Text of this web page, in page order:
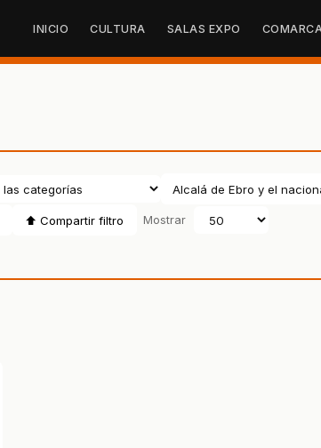
INICIO CULTURA SALAS EXPO
⬆ Compartir filtro Mostrar